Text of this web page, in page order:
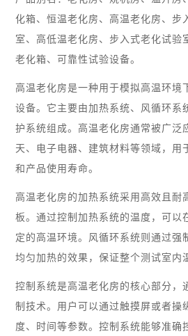
化箱、恒温老化房、高温老化房、步
室、高低温老化房、步入式老化试验
老化箱、可靠性试验设备。
高温老化房是一种用于模拟高温环境
设备。它主要由加热系统、风循环系
护系统组成。高温老化房通常被广泛
天、电子电器、建筑材料等领域，用
和产品使用寿命。
高温老化房的加热系统采用高效且耐
板。通过控制加热系统的温度，可以
定的高温环境。风循环系统则通过强
均匀加热的效果，保证整个测试室内
控制系统是高温老化房的核心部分，
制技术。用户可以通过触摸屏或者操
度、时间等参数。控制系统能够准确